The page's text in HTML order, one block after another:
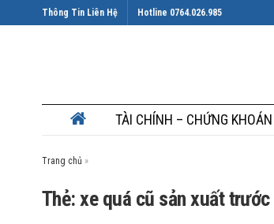
Thông Tin Liên Hệ Hotline 0764.026.985
TÀI CHÍNH – CHỨNG KHOÁN
Trang chủ »
Thẻ: xe quá cũ sản xuất